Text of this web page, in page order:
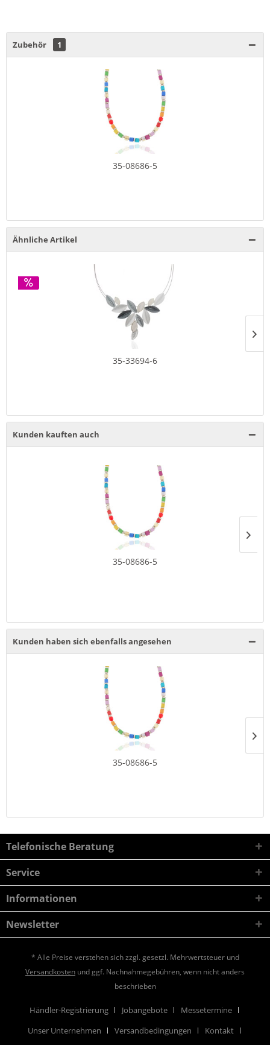
Zubehör 1
35-08686-5
Ähnliche Artikel
35-33694-6
Kunden kauften auch
35-08686-5
Kunden haben sich ebenfalls angesehen
35-08686-5
Telefonische Beratung
Service
Informationen
Newsletter
* Alle Preise verstehen sich zzgl. gesetzl. Mehrwertsteuer und
Versandkosten und ggf. Nachnahmegebühren, wenn nicht anders
beschrieben
Händler-Registrierung Jobangebote
Messetermine
Unser Unternehmen
Versandbedingungen Kontakt